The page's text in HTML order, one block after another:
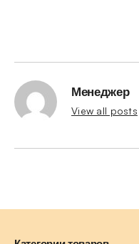
Менеджер
View all posts